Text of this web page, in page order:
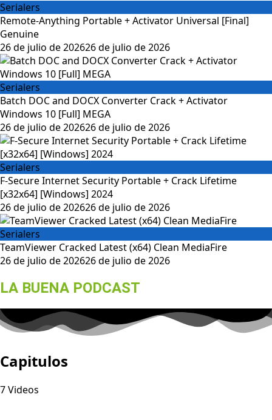
Serialers
Remote-Anything Portable + Activator Universal [Final]
Genuine
26 de julio de 202626 de julio de 2026
Serialers
Batch DOC and DOCX Converter Crack + Activator
Windows 10 [Full] MEGA
26 de julio de 202626 de julio de 2026
Serialers
F-Secure Internet Security Portable + Crack Lifetime
[x32x64] [Windows] 2024
26 de julio de 202626 de julio de 2026
Serialers
TeamViewer Cracked Latest (x64) Clean MediaFire
26 de julio de 202626 de julio de 2026
LA BUENA PODCAST
Capitulos
7 Videos